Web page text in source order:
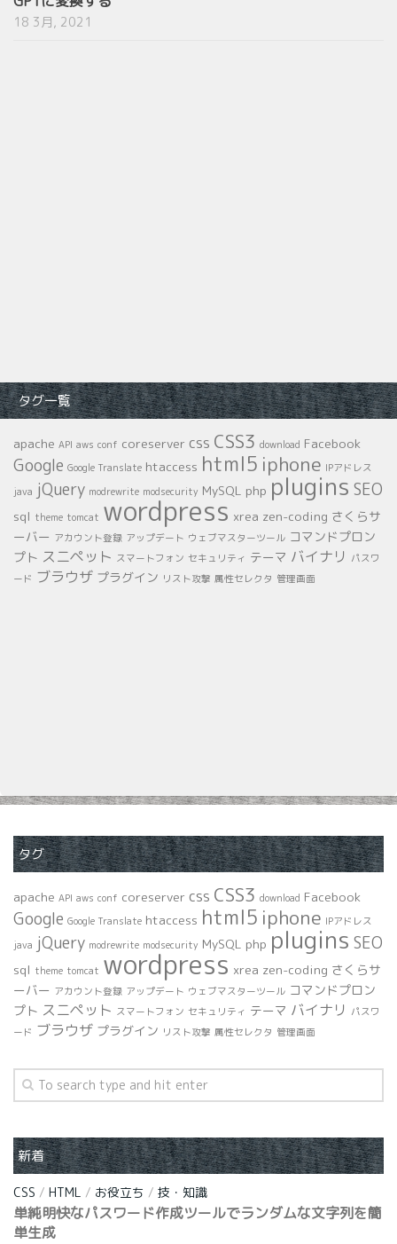
18 3月, 2021
タグ一覧
apache API aws conf coreserver css CSS3 download Facebook
Google Google Translate htaccess html5 iphone IPアドレス
java jQuery modrewrite modsecurity MySQL php plugins SEO
sql theme tomcat wordpress xrea zen-coding さくらサ
ーバー アカウント登録 アップデート ウェブマスターツール コマンドプロン
プト スニペット スマートフォン セキュリティ テーマ バイナリ
パスワ
ード ブラウザ プラグイン リスト攻撃 属性セレクタ 管理画面
タグ
apache API aws conf coreserver css CSS3 download Facebook
Google Google Translate htaccess html5 iphone IPアドレス
java jQuery modrewrite modsecurity MySQL php plugins SEO
sql theme tomcat wordpress xrea zen-coding さくらサ
ーバー アカウント登録 アップデート ウェブマスターツール コマンドプロン
プト スニペット スマートフォン セキュリティ テーマ バイナリ
パスワ
ード ブラウザ プラグイン リスト攻撃 属性セレクタ 管理画面
新着
CSS / HTML / お役立ち / 技・知識
単純明快なパスワード作成ツールでランダムな文字列を簡
単生成